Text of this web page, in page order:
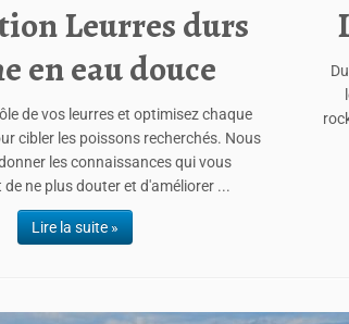
Leurres durs
en eau douce
de vos leurres et optimisez chaque
cibler les poissons recherchés. Nous
les connaissances qui vous
ne plus douter et d'améliorer ...
Lire la suite »